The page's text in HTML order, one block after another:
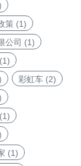
策(1)
公司 (1)
彩虹车(2)
(1)
(1)